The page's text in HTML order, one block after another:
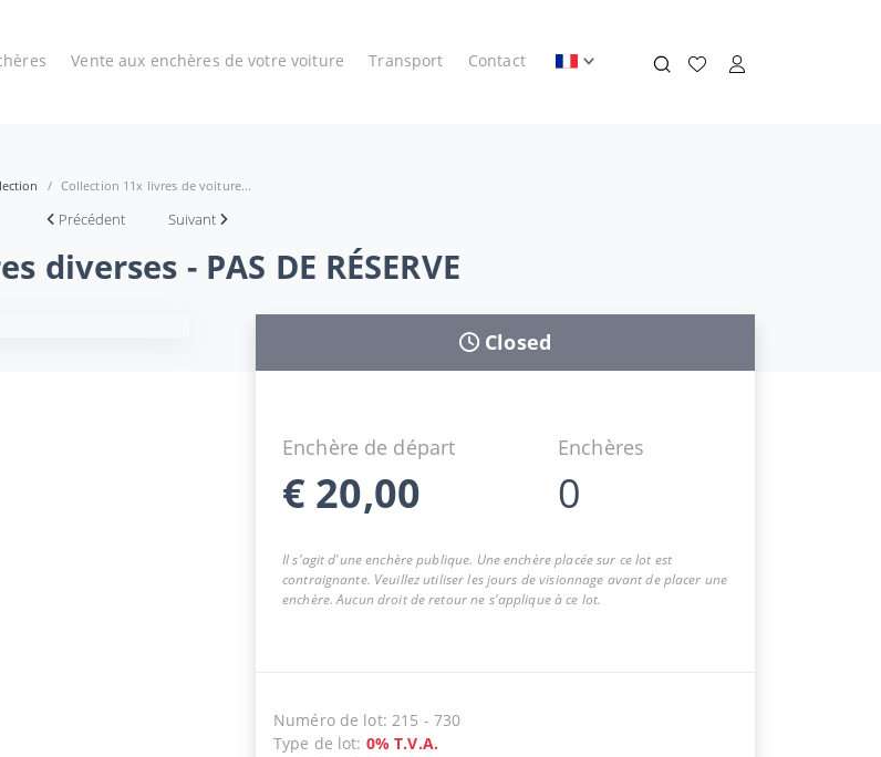
Vente aux enchères de votre voiture Transport Contact
Collection 11x livres de voiture...
Précédent Suivant
- PAS DE RÉSERVE
Closed
Enchère de départ
€ 20,00
Enchères
0
Il s'agit d'une enchère publique. Une enchère placée sur ce lot est
contraignante. Veuillez utiliser les jours de visionnage avant de placer une
enchère. Aucun droit de retour ne s'applique à ce lot.
Numéro de lot: 215 - 730
Type de lot: 0% T.V.A.